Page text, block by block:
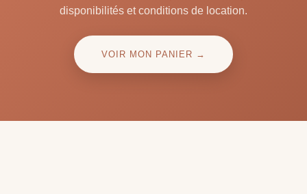
disponibilités et conditions de location.
VOIR MON PANIER →